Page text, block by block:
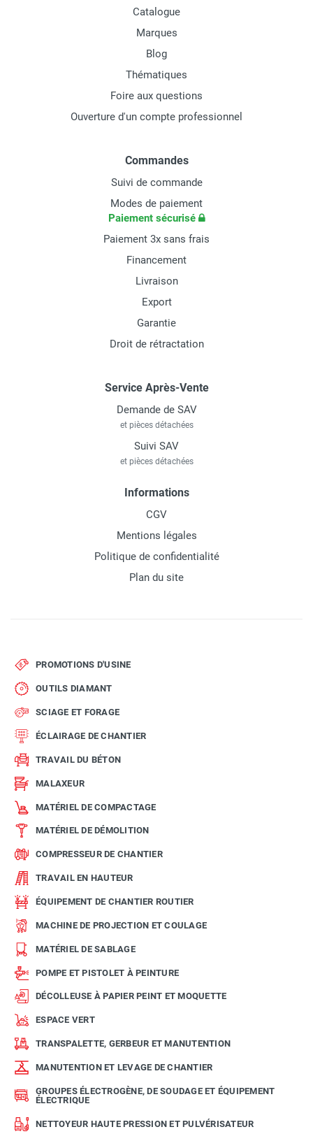
Catalogue
Marques
Blog
Thématiques
Foire aux questions
Ouverture d'un compte professionnel
Commandes
Suivi de commande
Modes de paiement
Paiement sécurisé
Paiement 3x sans frais
Financement
Livraison
Export
Garantie
Droit de rétractation
Service Après-Vente
Demande de SAV
et pièces détachées
Suivi SAV
et pièces détachées
Informations
CGV
Mentions légales
Politique de confidentialité
Plan du site
PROMOTIONS D'USINE
OUTILS DIAMANT
SCIAGE ET FORAGE
ÉCLAIRAGE DE CHANTIER
TRAVAIL DU BÉTON
MALAXEUR
MATÉRIEL DE COMPACTAGE
MATÉRIEL DE DÉMOLITION
COMPRESSEUR DE CHANTIER
TRAVAIL EN HAUTEUR
ÉQUIPEMENT DE CHANTIER ROUTIER
MACHINE DE PROJECTION ET COULAGE
MATÉRIEL DE SABLAGE
POMPE ET PISTOLET À PEINTURE
DÉCOLLEUSE À PAPIER PEINT ET MOQUETTE
ESPACE VERT
TRANSPALETTE, GERBEUR ET MANUTENTION
MANUTENTION ET LEVAGE DE CHANTIER
GROUPES ÉLECTROGÈNE, DE SOUDAGE ET ÉQUIPEMENT
ÉLECTRIQUE
NETTOYEUR HAUTE PRESSION ET PULVÉRISATEUR